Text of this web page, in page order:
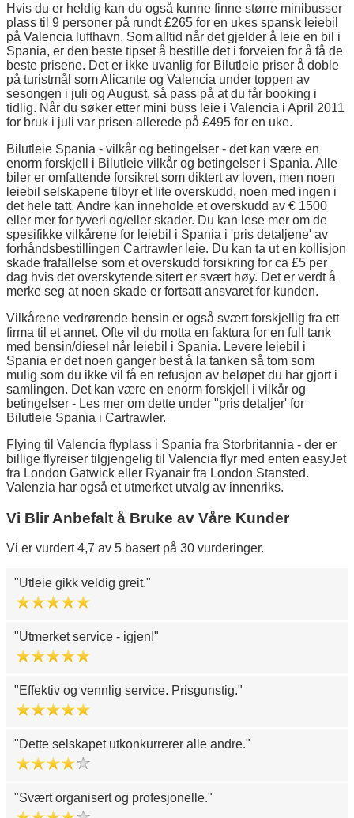
Hvis du er heldig kan du også kunne finne større minibusser
plass til 9 personer på rundt £265 for en ukes spansk leiebil
på Valencia lufthavn. Som alltid når det gjelder å leie en bil i
Spania, er den beste tipset å bestille det i forveien for å få de
beste prisene. Det er ikke uvanlig for Bilutleie priser å doble
på turistmål som Alicante og Valencia under toppen av
sesongen i juli og August, så pass på at du får booking i
tidlig. Når du søker etter mini buss leie i Valencia i April 2011
for bruk i juli var prisen allerede på £495 for en uke.
Bilutleie Spania - vilkår og betingelser - det kan være en
enorm forskjell i Bilutleie vilkår og betingelser i Spania. Alle
biler er omfattende forsikret som diktert av loven, men noen
leiebil selskapene tilbyr et lite overskudd, noen med ingen i
det hele tatt. Andre kan inneholde et overskudd av € 1500
eller mer for tyveri og/eller skader. Du kan lese mer om de
spesifikke vilkårene for leiebil i Spania i 'pris detaljene' av
forhåndsbestillingen Cartrawler leie. Du kan ta ut en kollisjon
skade frafallelse som et overskudd forsikring for ca £5 per
dag hvis det overskytende sitert er svært høy. Det er verdt å
merke seg at noen skade er fortsatt ansvaret for kunden.
Vilkårene vedrørende bensin er også svært forskjellig fra ett
firma til et annet. Ofte vil du motta en faktura for en full tank
med bensin/diesel når leiebil i Spania. Levere leiebil i
Spania er det noen ganger best å la tanken så tom som
mulig som du ikke vil få en refusjon av beløpet du har gjort i
samlingen. Det kan være en enorm forskjell i vilkår og
betingelser - Les mer om dette under "pris detaljer' for
Bilutleie Spania i Cartrawler.
Flying til Valencia flyplass i Spania fra Storbritannia - der er
billige flyreiser tilgjengelig til Valencia flyr med enten easyJet
fra London Gatwick eller Ryanair fra London Stansted.
Valenzia har også et utmerket utvalg av innenriks.
Vi Blir Anbefalt å Bruke av Våre Kunder
Vi er vurdert 4,7 av 5 basert på 30 vurderinger.
Utleie gikk veldig greit.
Utmerket service - igjen!
Effektiv og vennlig service. Prisgunstig.
Dette selskapet utkonkurrerer alle andre.
Svært organisert og profesjonelle.